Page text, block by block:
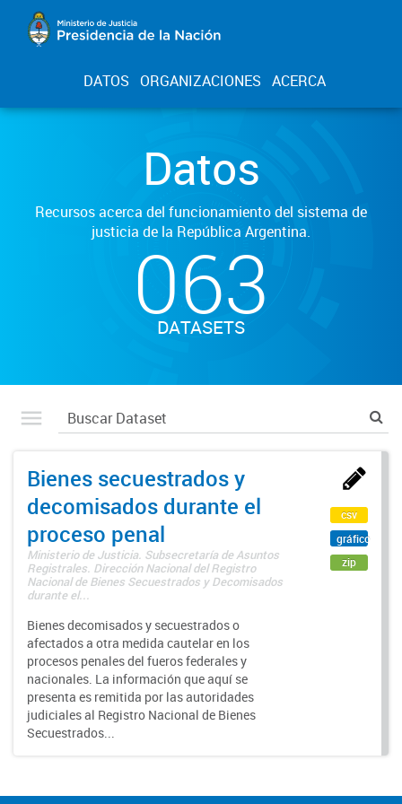
DATOS ORGANIZACIONES ACERCA
Datos
Recursos acerca del funcionamiento del sistema de
justicia de la República Argentina.
063
DATASETS
Bienes secuestrados y
decomisados durante el
proceso penal
Ministerio de Justicia. Subsecretaría de Asuntos
Registrales. Dirección Nacional del Registro
Nacional de Bienes Secuestrados y Decomisados
durante el...
Bienes decomisados y secuestrados o
afectados a otra medida cautelar en los
procesos penales del fueros federales y
nacionales. La información que aquí se
presenta es remitida por las autoridades
judiciales al Registro Nacional de Bienes
Secuestrados...
csv
gráfico
zip